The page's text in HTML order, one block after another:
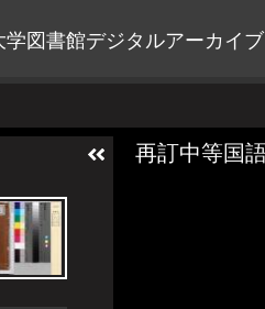
学図書館デジタルアーカイブ